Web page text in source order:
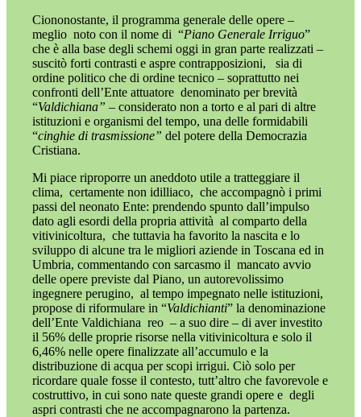
Ciononostante, il programma generale delle opere –
meglio noto con il nome di “Piano Generale Irriguo”
che è alla base degli schemi oggi in gran parte realizzati –
suscitò forti contrasti e aspre contrapposizioni,
sia di
ordine politico che di ordine tecnico – soprattutto nei
confronti dell’Ente attuatore denominato per brevità
“Valdichiana” – considerato non a torto e al pari di altre
istituzioni e organismi del tempo, una delle formidabili
“cinghie di trasmissione” del potere della Democrazia
Cristiana.
Mi piace riproporre un aneddoto utile a tratteggiare il
clima, certamente non idilliaco, che accompagnò i primi
passi del neonato Ente: prendendo spunto dall’impulso
dato agli esordi della propria attività al comparto della
vitivinicoltura, che tuttavia ha favorito la nascita e lo
sviluppo di alcune tra le migliori aziende in Toscana ed in
Umbria, commentando con sarcasmo il mancato avvio
delle opere previste dal Piano, un autorevolissimo
ingegnere perugino, al tempo impegnato nelle istituzioni,
propose di riformulare in “Valdichianti” la denominazione
dell’Ente Valdichiana reo – a suo dire – di aver investito
il 56% delle proprie risorse nella vitivinicoltura e solo il
6,46% nelle opere finalizzate all’accumulo e la
distribuzione di acqua per scopi irrigui. Ciò solo per
ricordare quale fosse il contesto, tutt’altro che favorevole e
costruttivo, in cui sono nate queste grandi opere e degli
aspri contrasti che ne accompagnarono la partenza.